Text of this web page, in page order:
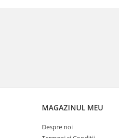
MAGAZINUL MEU
Despre noi